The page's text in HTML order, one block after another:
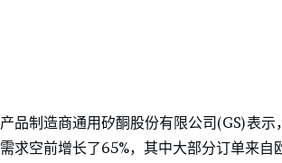
品制造商通用矽酮股份有限公司(GS)表
求空前增长了65%，其中大部分订单来自